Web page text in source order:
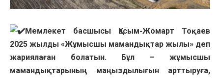
Мемлекет басшысы Қасым-Жомарт Тоқаев
2025 жылды «Жұмысшы мамандықтар жылы» деп
жариялаған болатын. Бұл – жұмысшы
мамандықтарының маңыздылығын арттыруға,